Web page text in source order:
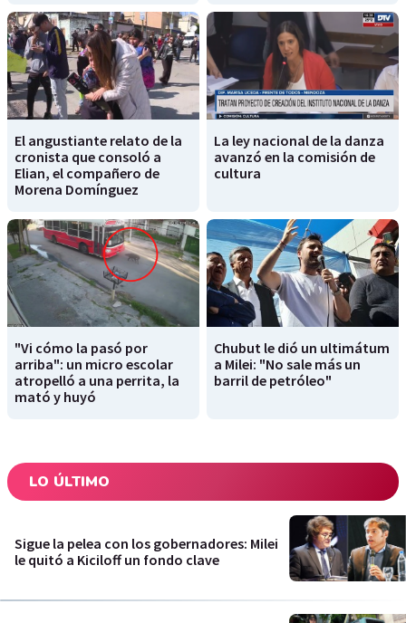
El angustiante relato de la
cronista que consoló a
Elian, el compañero de
Morena Domínguez
La ley nacional de la danza
avanzó en la comisión de
cultura
"Vi cómo la pasó por
arriba": un micro escolar
atropelló a una perrita, la
mató y huyó
Chubut le dió un ultimátum
a Milei: "No sale más un
barril de petróleo"
LO ÚLTIMO
Sigue la pelea con los gobernadores: Milei
le quitó a Kiciloff un fondo clave